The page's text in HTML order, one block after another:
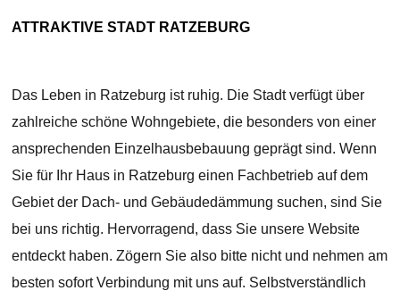
ATTRAKTIVE STADT RATZEBURG
Das Leben in Ratzeburg ist ruhig. Die Stadt verfügt über
zahlreiche schöne Wohngebiete, die besonders von einer
ansprechenden Einzelhausbebauung geprägt sind. Wenn
Sie für Ihr Haus in Ratzeburg einen Fachbetrieb auf dem
Gebiet der Dach- und Gebäudedämmung suchen, sind Sie
bei uns richtig. Hervorragend, dass Sie unsere Website
entdeckt haben. Zögern Sie also bitte nicht und nehmen am
besten sofort Verbindung mit uns auf. Selbstverständlich